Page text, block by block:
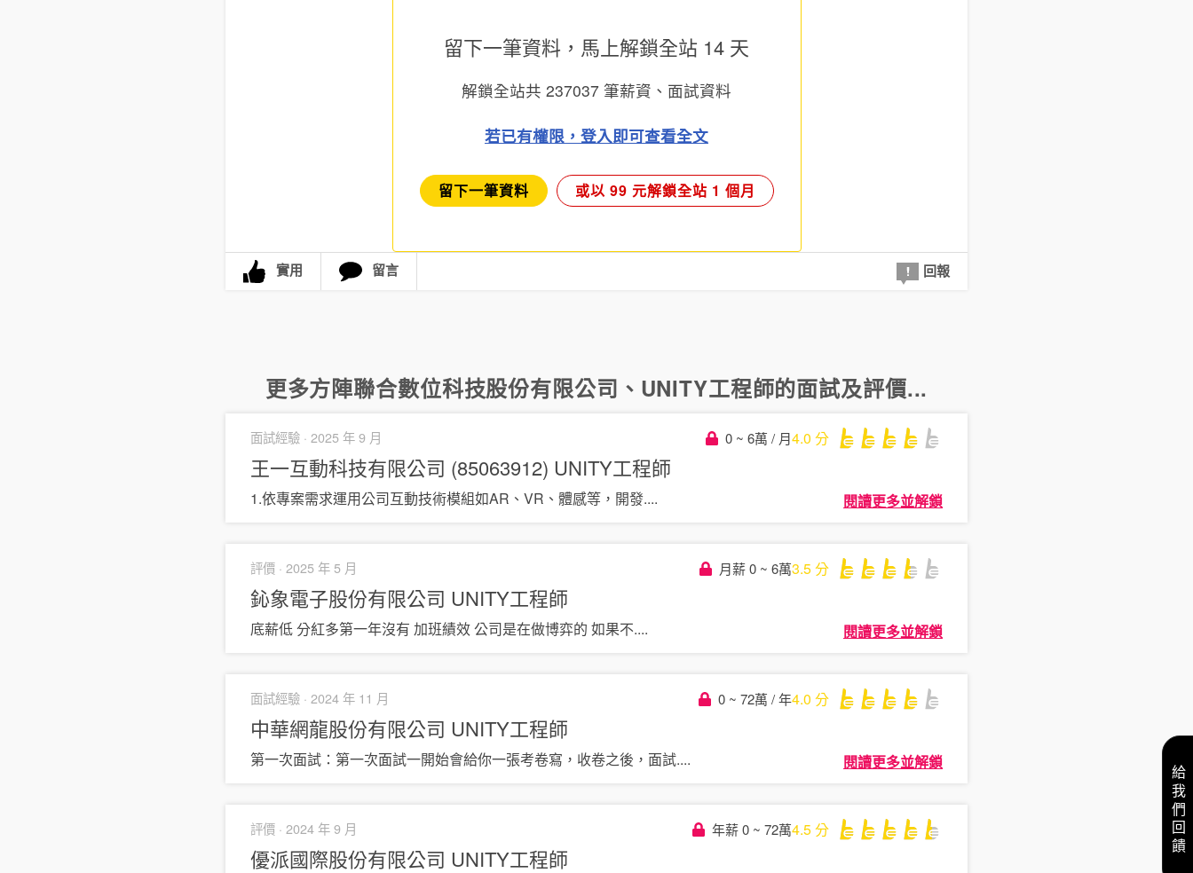
留下一筆資料，馬上解鎖全站 14 天
解鎖全站共 237037 筆薪資、面試資料
若已有權限，登入即可查看全文
留下一筆資料 或以 99 元解鎖全站 1 個月
實用 留言 回報
更多方陣聯合數位科技股份有限公司 、 UNITY工程師的面試及評價...
面試經驗 · 2025 年 9 月 0 ~ 6萬 / 月4.0 分
王一互動科技有限公司 (85063912) UNITY工程師
1.依專案需求運用公司互動技術模組如AR、VR、體感等，開發.... 閱讀更多並解鎖
評價 · 2025 年 5 月 月薪 0 ~ 6萬3.5分
鈊象電子股份有限公司 UNITY工程師
底薪低 分紅多第一年沒有 加班績效 公司是在做博弈的 如果不.... 閱讀更多並解鎖
面試經驗 · 2024 年 11 月 0 ~ 72萬 / 年4.0 分
中華網龍股份有限公司 UNITY工程師
第一次面試：第一次面試一開始會給你一張考卷寫，收卷之後，面試.... 閱讀更多並解鎖
評價 · 2024 年 9 月 年薪 0 ~ 72萬4.5分
優派國際股份有限公司 UNITY工程師
給我們回饋